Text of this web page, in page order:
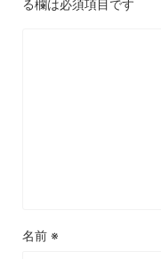
る欄は必須項目です
名前 ※